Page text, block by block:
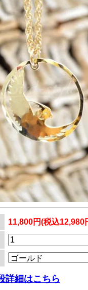
11,800円(税込12,980
詳細はこちら